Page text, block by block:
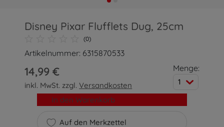
Disney Pixar Flufflets Dug, 25cm
(0)
Artikelnummer: 6315870533
14,99 €
inkl. MwSt. zzgl.Versandkosten
Menge:
1
Auf den Merkzettel
In den Warenkorb